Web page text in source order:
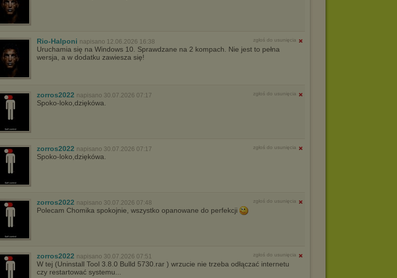
Rio-Halponi napisano 12.06.2026 16:38 zgłoś do usunięcia
Uruchamia się na Windows 10. Sprawdzane na 2 kompach. Nie jest to pełna
wersja, a w dodatku zawiesza się!
zorros2022 napisano 30.07.2026 07:17 zgłoś do usunięcia
Spoko-loko,dziękówa.
zorros2022 napisano 30.07.2026 07:17 zgłoś do usunięcia
Spoko-loko,dziękówa.
zorros2022 napisano 30.07.2026 07:48 zgłoś do usunięcia
Polecam Chomika spokojnie, wszystko opanowane do perfekcji
zorros2022 napisano 30.07.2026 07:51 zgłoś do usunięcia
W tej (Uninstall Tool 3.8.0 Bulld 5730.rar ) wrzucie nie trzeba odłączać internetu
czy restartować systemu...